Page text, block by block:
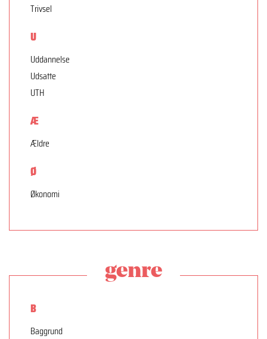
Trivsel
U
Uddannelse
Udsatte
UTH
Æ
Ældre
Ø
Økonomi
genre
B
Baggrund